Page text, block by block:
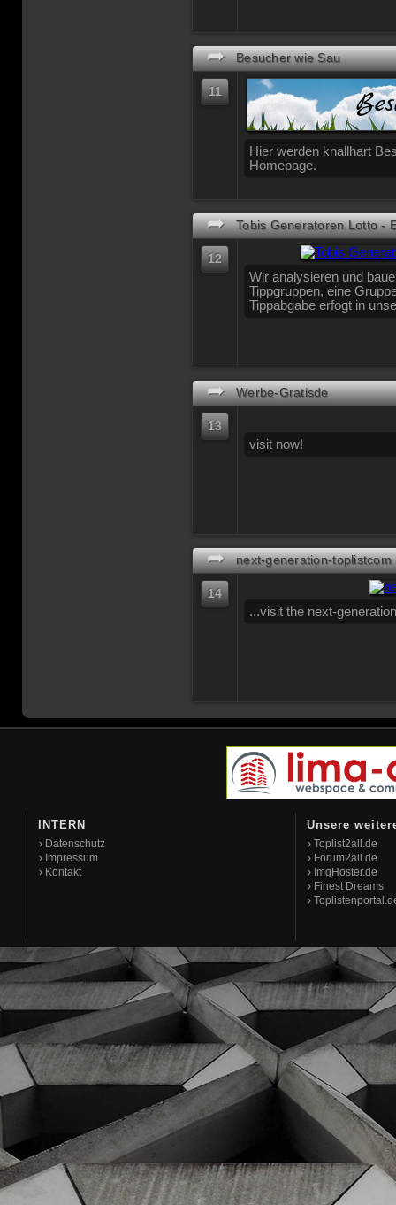
➦ Besucher wie Sau
11
Hier werden knallhart
Homepage.
➦ Tobis Generatoren Lotto -
12
Wir analysieren und
Tippgruppen, eine
Tippabgabe erfogt in
➦ Werbe-Gratisde
13
visit now!
➦ next-generation-toplistcom
14
...visit the next-
INTERN
› Datenschutz
› Impressum
› Kontakt
Unsere
›Toplist2all.de
› Forum2all.de
› ImgHoster.de
› Finest Dreams
›